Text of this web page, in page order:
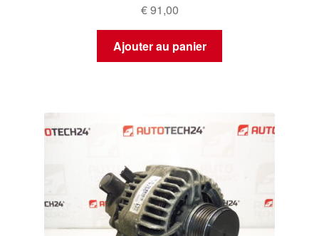
€91,00
Ajouter au panier